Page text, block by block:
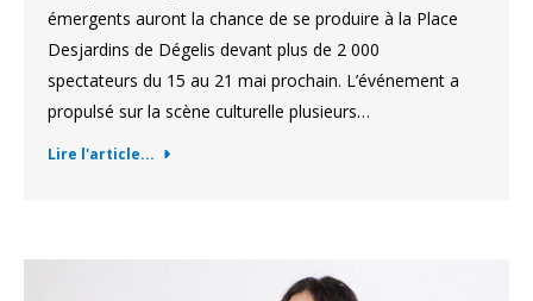
émergents auront la chance de se produire à la Place
Desjardins de Dégelis devant plus de 2 000
spectateurs du 15 au 21 mai prochain. L’événement a
propulsé sur la scène culturelle plusieurs…
Lire l'article...